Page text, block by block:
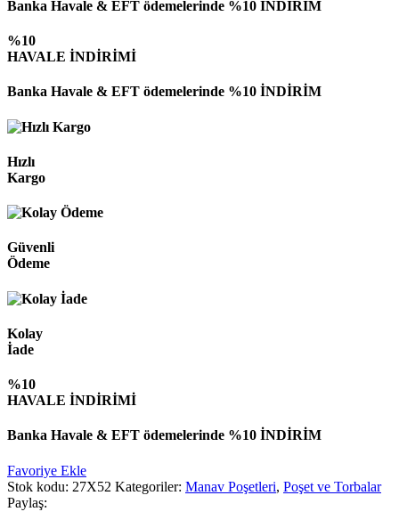
Banka Havale & EFT ödemelerinde %10 İNDİRİM
%10
HAVALE İNDİRİMİ
Banka Havale & EFT ödemelerinde %10 İNDİRİM
Hızlı
Kargo
Güvenli
Ödeme
Kolay
İade
%10
HAVALE İNDİRİMİ
Banka Havale & EFT ödemelerinde %10 İNDİRİM
Favoriye Ekle
Stok kodu: 27X52 Kategoriler: Manav Poşetleri, Poşet ve Torbalar
Paylaş: